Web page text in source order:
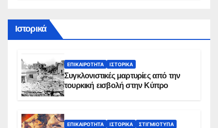
Ιστορικά
ΕΠΙΚΑΙΡΌΤΗΤΑ ΙΣΤΟΡΙΚΆ
Συγκλονιστικές μαρτυρίες από την
τουρκική εισβολή στην Κύπρο
ΕΠΙΚΑΙΡΌΤΗΤΑ ΙΣΤΟΡΙΚΆ ΣΤΙΓΜΙΌΤΥΠΑ